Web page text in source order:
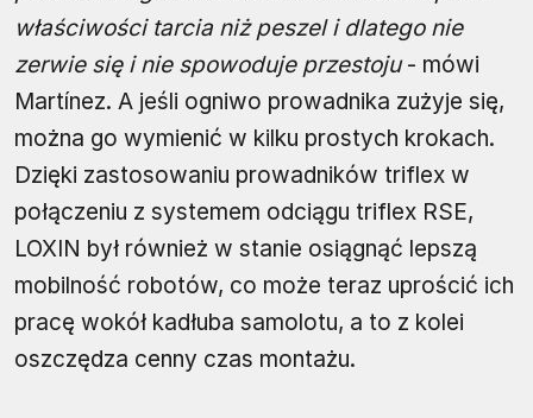
właściwości tarcia niż peszel i dlatego nie
zerwie się i nie spowoduje przestoju- mówi
Martínez. A jeśli ogniwo prowadnika zużyje się,
można go wymienić w kilku prostych krokach.
Dzięki zastosowaniu prowadników triflex w
połączeniu z systemem odciągu triflex RSE,
LOXIN był również w stanie osiągnąć lepszą
mobilność robotów, co może teraz uprościć ich
pracę wokół kadłuba samolotu, a to z kolei
oszczędza cenny czas montażu.